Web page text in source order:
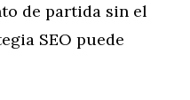
de partida sin el
SEO puede